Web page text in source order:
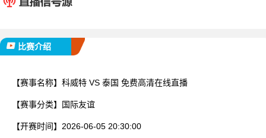
比赛介绍
【赛事名称】 科威特 VS 泰国 免费高清在线直播
【赛事分类】 国际友谊
【开赛时间】 2026-06-05 20:30:00